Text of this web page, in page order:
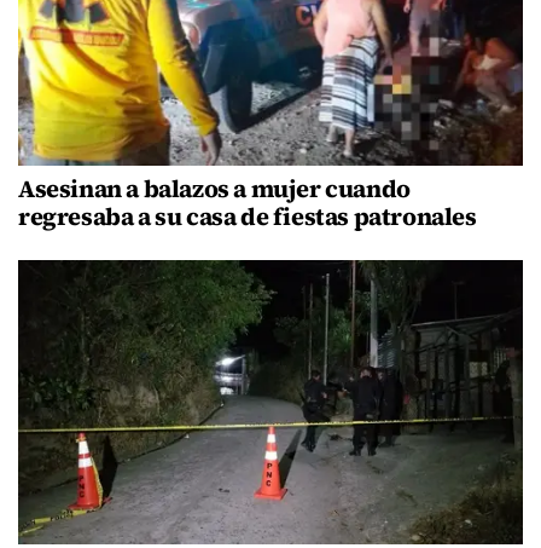
Asesinan a balazos a mujer cuando
regresaba a su casa de fiestas patronales